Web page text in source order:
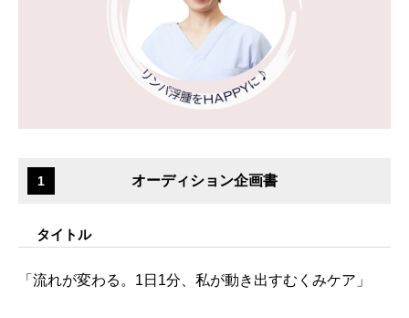
1 オーディション企画書
タイトル
「流れが変わる。1日1分、私が動き出すむくみケア」